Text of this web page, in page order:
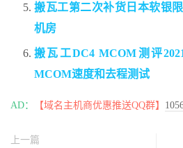
搬瓦工第二次补货日本软银
机房
搬瓦工DC4 MCOM测评
MCOM速度和去程测试
AD： 【域名主机商优惠推送QQ群】
上一篇